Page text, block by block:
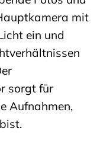
mit
ein und
sorgt für
Aufnahmen,